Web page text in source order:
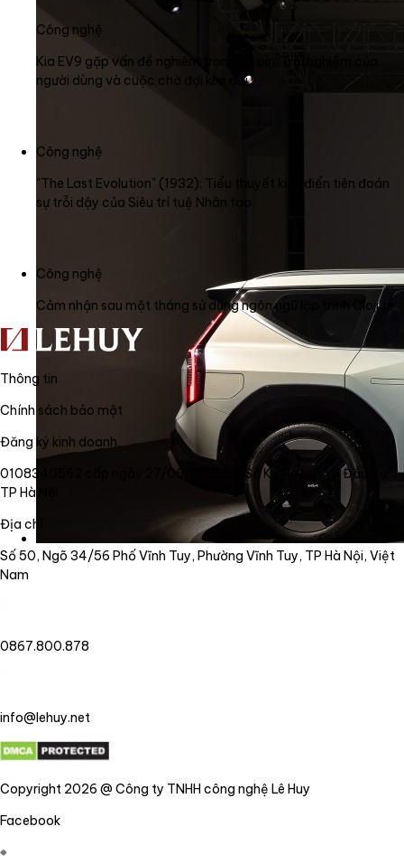
Công nghệ
Kia EV9 gặp vấn đề nghiêm trọng về pin: Trải nghiệm của
người dùng và cuộc chờ đợi kéo dài
Công nghệ
"The Last Evolution" (1932): Tiểu thuyết kinh điển tiên đoán
sự trỗi dậy của Siêu trí tuệ Nhân tạo
Công nghệ
Cảm nhận sau một tháng sử dụng ngôn ngữ lập trình Clojure
Thông tin
Chính sách bảo mật
Đăng ký kinh doanh
0108340562 cấp ngày 27/06/2018 bởi Sở Kế Hoạch và Đầu Tư
TP Hà Nội
Địa chỉ
Số 50, Ngõ 34/56 Phố Vĩnh Tuy, Phường Vĩnh Tuy, TP Hà Nội, Việt
Nam
0867.800.878
info@lehuy.net
Copyright 2026 @ Công ty TNHH công nghệ Lê Huy
Facebook